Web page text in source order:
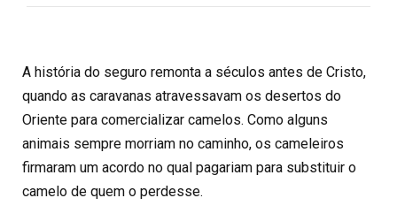
A história do seguro remonta a séculos antes de Cristo,
quando as caravanas atravessavam os desertos do
Oriente para comercializar camelos. Como alguns
animais sempre morriam no caminho, os cameleiros
firmaram um acordo no qual pagariam para substituir o
camelo de quem o perdesse.